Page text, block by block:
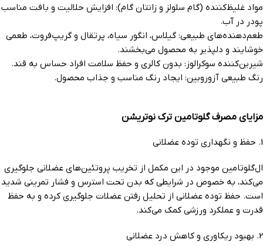
مواد غلیظ‌کننده (گام سلولز و زانتان گام): افزایش حلالیت و بافت مناسب
پودر در آب.
طعم‌دهنده‌های طبیعی: گیلاس، انگور سیاه، پرتقال و گریپ‌فروت، طعمی
خوشایند و دلپذیر به محصول می‌بخشند.
شیرین‌کننده سوکرالوز: بدون کالری و حفظ سلامت افراد حساس به قند.
رنگ طبیعی آزوروبین: ایجاد رنگ مناسب و جذاب محصول.
مزایای مصرف گلوتامین ترک نوتریشن
1. حفظ و نگهداری توده عضلانی
ال‌گلوتامین موجود در این مکمل از تخریب پروتئین‌های عضلانی جلوگیری
می‌کند، به خصوص در شرایطی که بدن تحت استرس و فشار تمرینی شدید
است. حفظ توده عضلانی از تحلیل رفتن عضلات جلوگیری کرده و به حفظ
قدرت و عملکرد ورزشی کمک می‌کند.
2. بهبود ریکاوری و کاهش درد عضلانی